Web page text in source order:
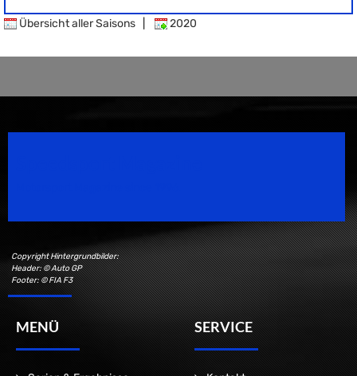
Übersicht aller Saisons 2020
Copyright Hintergrundbilder:
Header: © Auto GP
Footer: © FIA F3
MENÜ SERVICE